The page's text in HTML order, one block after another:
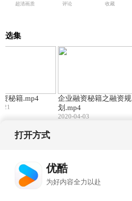
超清画质 评论 收藏
选集
秘籍.mp4
21
企业融资秘籍之融资规
划.mp4
2020-04-03
打开方式
优酷
为好内容全力以赴